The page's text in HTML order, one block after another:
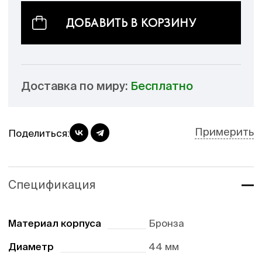
ДОБАВИТЬ В КОРЗИНУ
Доставка по миру: Бесплатно
Поделиться: Примерить
Спецификация
Материал корпуса Бронза
Диаметр 44 мм